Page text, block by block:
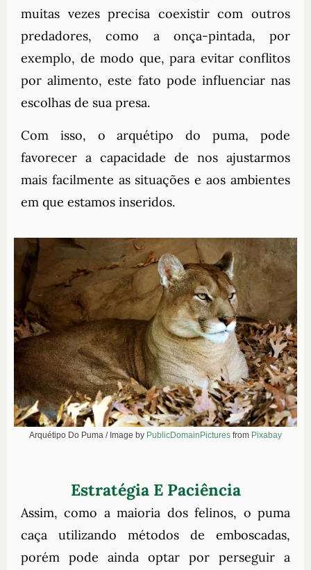
muitas vezes precisa coexistir com outros
predadores, como a onça-pintada, por
exemplo, de modo que, para evitar conflitos
por alimento, este fato pode influenciar nas
escolhas de sua presa.
Com isso, o arquétipo do puma, pode
favorecer a capacidade de nos ajustarmos
mais facilmente as situações e aos ambientes
em que estamos inseridos.
Arquétipo Do Puma / Image by PublicDomainPictures from Pixabay
Estratégia E Paciência
Assim, como a maioria dos felinos, o puma
caça utilizando métodos de emboscadas,
porém pode ainda optar por perseguir a